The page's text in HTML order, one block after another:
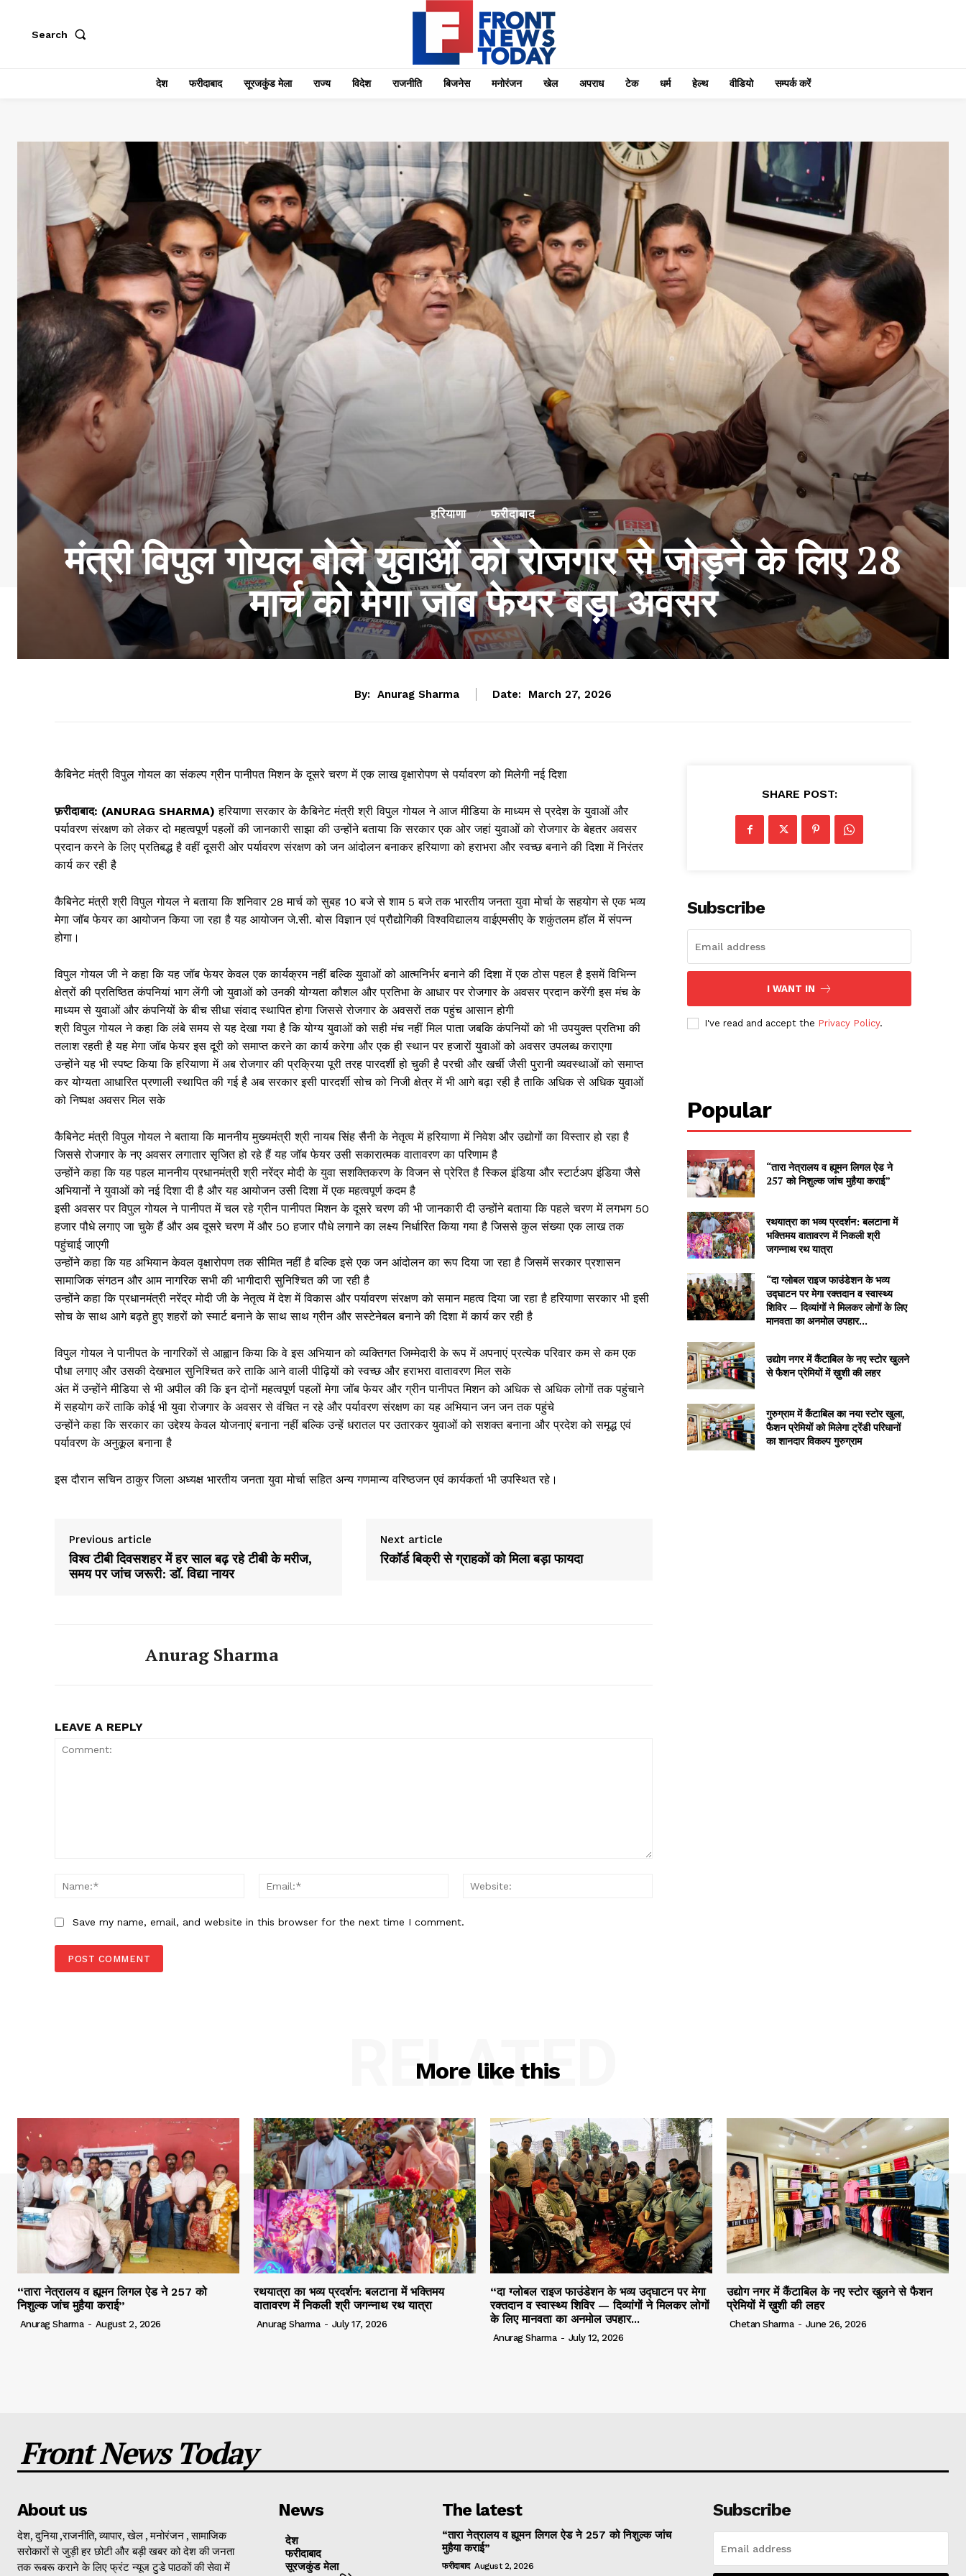
Search
देश फरीदाबाद सूरजकुंड मेला राज्‍य विदेश राजनीति बिजनेस मनोरंजन खेल अपराध टेक धर्म हेल्थ वीडियो सम्पर्क करें
हरियाणा फरीदाबाद
मंत्री विपुल गोयल बोले युवाओं को रोजगार से जोड़ने के लिए 28
मार्च को मेगा जॉब फेयर बड़ा अवसर
By: Anurag Sharma Date: March 27, 2026
कैबिनेट मंत्री विपुल गोयल का संकल्प ग्रीन पानीपत मिशन के दूसरे चरण में एक लाख वृक्षारोपण से पर्यावरण को मिलेगी नई दिशा
फ़रीदाबाद: (ANURAG SHARMA)हरियाणा सरकार के कैबिनेट मंत्री श्री विपुल गोयल ने आज मीडिया के माध्यम से प्रदेश के युवाओं और
पर्यावरण संरक्षण को लेकर दो महत्वपूर्ण पहलों की जानकारी साझा की उन्होंने बताया कि सरकार एक ओर जहां युवाओं को रोजगार के बेहतर अवसर
प्रदान करने के लिए प्रतिबद्ध है वहीं दूसरी ओर पर्यावरण संरक्षण को जन आंदोलन बनाकर हरियाणा को हराभरा और स्वच्छ बनाने की दिशा में निरंतर
कार्य कर रही है
कैबिनेट मंत्री श्री विपुल गोयल ने बताया कि शनिवार 28 मार्च को सुबह 10 बजे से शाम 5 बजे तक भारतीय जनता युवा मोर्चा के सहयोग से एक भव्य
मेगा जॉब फेयर का आयोजन किया जा रहा है यह आयोजन जे.सी. बोस विज्ञान एवं प्रौद्योगिकी विश्वविद्यालय वाईएमसीए के शकुंतलम हॉल में संपन्न
होगा।
विपुल गोयल जी ने कहा कि यह जॉब फेयर केवल एक कार्यक्रम नहीं बल्कि युवाओं को आत्मनिर्भर बनाने की दिशा में एक ठोस पहल है इसमें विभिन्न
क्षेत्रों की प्रतिष्ठित कंपनियां भाग लेंगी जो युवाओं को उनकी योग्यता कौशल और प्रतिभा के आधार पर रोजगार के अवसर प्रदान करेंगी इस मंच के
माध्यम से युवाओं और कंपनियों के बीच सीधा संवाद स्थापित होगा जिससे रोजगार के अवसरों तक पहुंच आसान होगी
श्री विपुल गोयल ने कहा कि लंबे समय से यह देखा गया है कि योग्य युवाओं को सही मंच नहीं मिल पाता जबकि कंपनियों को भी उपयुक्त प्रतिभा की
तलाश रहती है यह मेगा जॉब फेयर इस दूरी को समाप्त करने का कार्य करेगा और एक ही स्थान पर हजारों युवाओं को अवसर उपलब्ध कराएगा
उन्होंने यह भी स्पष्ट किया कि हरियाणा में अब रोजगार की प्रक्रिया पूरी तरह पारदर्शी हो चुकी है परची और खर्ची जैसी पुरानी व्यवस्थाओं को समाप्त
कर योग्यता आधारित प्रणाली स्थापित की गई है अब सरकार इसी पारदर्शी सोच को निजी क्षेत्र में भी आगे बढ़ा रही है ताकि अधिक से अधिक युवाओं
को निष्पक्ष अवसर मिल सके
कैबिनेट मंत्री विपुल गोयल ने बताया कि माननीय मुख्यमंत्री श्री नायब सिंह सैनी के नेतृत्व में हरियाणा में निवेश और उद्योगों का विस्तार हो रहा है
जिससे रोजगार के नए अवसर लगातार सृजित हो रहे हैं यह जॉब फेयर उसी सकारात्मक वातावरण का परिणाम है
उन्होंने कहा कि यह पहल माननीय प्रधानमंत्री श्री नरेंद्र मोदी के युवा सशक्तिकरण के विजन से प्रेरित है स्किल इंडिया और स्टार्टअप इंडिया जैसे
अभियानों ने युवाओं को नई दिशा दी है और यह आयोजन उसी दिशा में एक महत्वपूर्ण कदम है
इसी अवसर पर विपुल गोयल ने पानीपत में चल रहे ग्रीन पानीपत मिशन के दूसरे चरण की भी जानकारी दी उन्होंने बताया कि पहले चरण में लगभग 50
हजार पौधे लगाए जा चुके हैं और अब दूसरे चरण में और 50 हजार पौधे लगाने का लक्ष्य निर्धारित किया गया है जिससे कुल संख्या एक लाख तक
पहुंचाई जाएगी
उन्होंने कहा कि यह अभियान केवल वृक्षारोपण तक सीमित नहीं है बल्कि इसे एक जन आंदोलन का रूप दिया जा रहा है जिसमें सरकार प्रशासन
सामाजिक संगठन और आम नागरिक सभी की भागीदारी सुनिश्चित की जा रही है
उन्होंने कहा कि प्रधानमंत्री नरेंद्र मोदी जी के नेतृत्व में देश में विकास और पर्यावरण संरक्षण को समान महत्व दिया जा रहा है हरियाणा सरकार भी इसी
सोच के साथ आगे बढ़ते हुए शहरों को स्मार्ट बनाने के साथ साथ ग्रीन और सस्टेनेबल बनाने की दिशा में कार्य कर रही है
विपुल गोयल ने पानीपत के नागरिकों से आह्वान किया कि वे इस अभियान को व्यक्तिगत जिम्मेदारी के रूप में अपनाएं प्रत्येक परिवार कम से कम एक
पौधा लगाए और उसकी देखभाल सुनिश्चित करे ताकि आने वाली पीढ़ियों को स्वच्छ और हराभरा वातावरण मिल सके
अंत में उन्होंने मीडिया से भी अपील की कि इन दोनों महत्वपूर्ण पहलों मेगा जॉब फेयर और ग्रीन पानीपत मिशन को अधिक से अधिक लोगों तक पहुंचाने
में सहयोग करें ताकि कोई भी युवा रोजगार के अवसर से वंचित न रहे और पर्यावरण संरक्षण का यह अभियान जन जन तक पहुंचे
उन्होंने कहा कि सरकार का उद्देश्य केवल योजनाएं बनाना नहीं बल्कि उन्हें धरातल पर उतारकर युवाओं को सशक्त बनाना और प्रदेश को समृद्ध एवं
पर्यावरण के अनुकूल बनाना है
इस दौरान सचिन ठाकुर जिला अध्यक्ष भारतीय जनता युवा मोर्चा सहित अन्य गणमान्य वरिष्ठजन एवं कार्यकर्ता भी उपस्थित रहे।
Previous article
विश्व टीबी दिवसशहर में हर साल बढ़ रहे टीबी के मरीज,
समय पर जांच जरूरी: डॉ. विद्या नायर
Next article
रिकॉर्ड बिक्री से ग्राहकों को मिला बड़ा फायदा
Anurag Sharma
LEAVE A REPLY
Name:*
Email:*
Save my name, email, and website in this browser for the next time I comment.
SHARE POST:
Subscribe
I WANT IN
I've read and accept the Privacy Policy.
Popular
“तारा नेत्रालय व ह्यूमन लिगल ऐड ने
257 को निशुल्क जांच मुहैया कराई”
रथयात्रा का भव्य प्रदर्शन: बलटाना में
भक्तिमय वातावरण में निकली श्री
जगन्नाथ रथ यात्रा
“दा ग्लोबल राइज फाउंडेशन के भव्य
उद्घाटन पर मेगा रक्तदान व स्वास्थ्य
शिविर — दिव्यांगों ने मिलकर लोगों के लिए
मानवता का अनमोल उपहार...
उद्योग नगर में कैंटाबिल के नए स्टोर खुलने
से फैशन प्रेमियों में ख़ुशी की लहर
गुरुग्राम में कैंटाबिल का नया स्टोर खुला,
फैशन प्रेमियों को मिलेगा ट्रेंडी परिधानों
का शानदार विकल्प गुरुग्राम
More like this
RELATED
“तारा नेत्रालय व ह्यूमन लिगल ऐड ने 257 को
निशुल्क जांच मुहैया कराई”
Anurag Sharma - August 2, 2026
रथयात्रा का भव्य प्रदर्शन: बलटाना में भक्तिमय
वातावरण में निकली श्री जगन्नाथ रथ यात्रा
Anurag Sharma - July 17, 2026
“दा ग्लोबल राइज फाउंडेशन के भव्य उद्घाटन पर मेगा
रक्तदान व स्वास्थ्य शिविर — दिव्यांगों ने मिलकर लोगों
के लिए मानवता का अनमोल उपहार...
Anurag Sharma - July 12, 2026
उद्योग नगर में कैंटाबिल के नए स्टोर खुलने से फैशन
प्रेमियों में ख़ुशी की लहर
Chetan Sharma - June 26, 2026
Front News Today
About us
देश, दुनिया ,राजनीति, व्यापार, खेल , मनोरंजन , सामाजिक
सरोकारों से जुड़ी हर छोटी और बड़ी खबर को देश की जनता
तक रूबरू कराने के लिए फ्रंट न्यूज टुडे पाठकों की सेवा में
News
देश
फरीदाबाद
सूरजकुंड मेला
The latest
“तारा नेत्रालय व ह्यूमन लिगल ऐड ने 257 को निशुल्क जांच
मुहैया कराई”
फरीदाबाद August 2, 2026
Subscribe